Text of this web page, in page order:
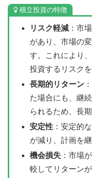
積立投資の特徴
リスク軽減：市
があり、市場の
す。これにより
投資するリスク
長期的リターン
た場合にも、継
られるため、長
安定性：安定的
が減り、計画を
機会損失：市場
較してリターン